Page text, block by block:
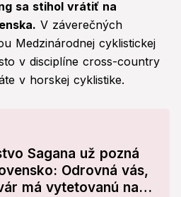
sa stihol vrátiť na
V záverečných
Medzinárodnej cyklistickej
v disciplíne cross-country
v horskej cyklistike.
Sagana už pozná
Odrovná vás,
má vytetovanú na